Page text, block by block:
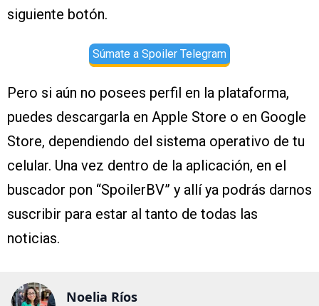
siguiente botón.
Súmate a Spoiler Telegram
Pero si aún no posees perfil en la plataforma,
puedes descargarla en Apple Store o en Google
Store, dependiendo del sistema operativo de tu
celular. Una vez dentro de la aplicación, en el
buscador pon “SpoilerBV” y allí ya podrás darnos
suscribir para estar al tanto de todas las
noticias.
Noelia Ríos